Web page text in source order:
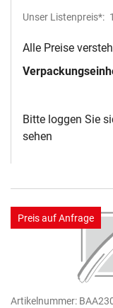
Unser Listenpreis*:
Alle Preise
Bitte loggen Sie
sehen
Preis auf Anfrage
Artikelnummer: